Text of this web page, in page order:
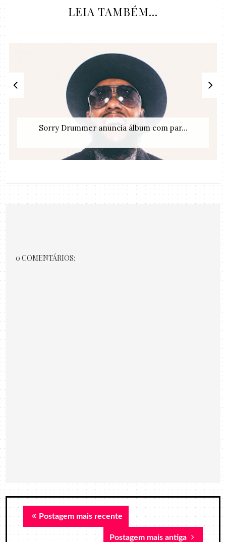
LEIA TAMBÉM...
Sorry Drummer anuncia álbum com par...
0 COMENTÁRIOS:
Postagem mais recente
Postagem mais antiga